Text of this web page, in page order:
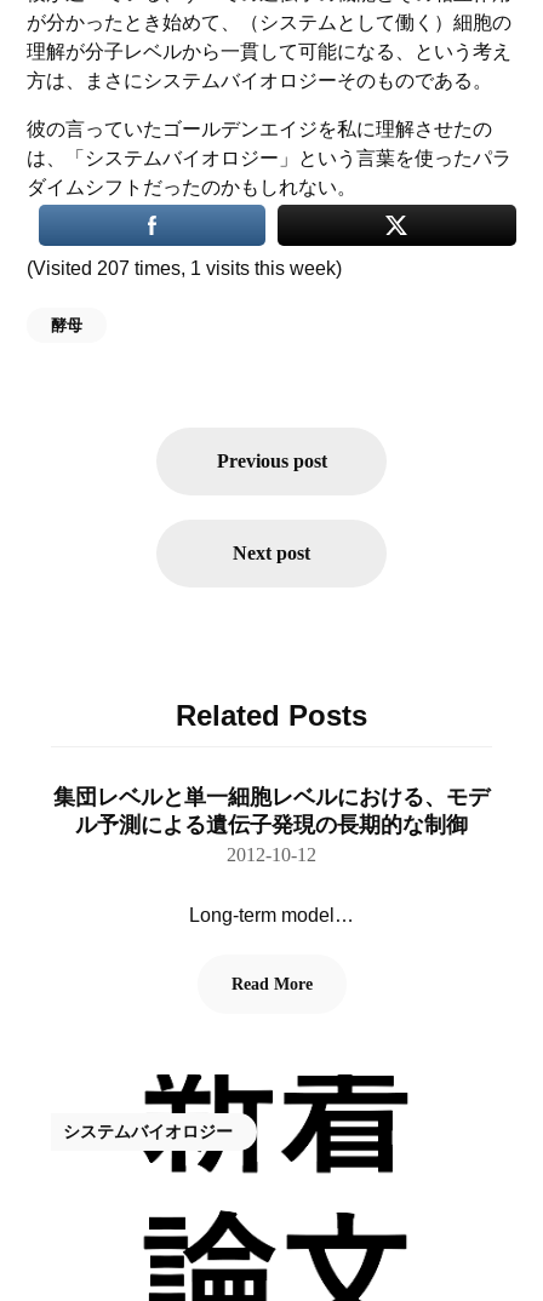
が分かったとき始めて、（システムとして働く）細胞の
理解が分子レベルから一貫して可能になる、という考え
方は、まさにシステムバイオロジーそのものである。
彼の言っていたゴールデンエイジを私に理解させたの
は、「システムバイオロジー」という言葉を使ったパラ
ダイムシフトだったのかもしれない。
(Visited 207 times, 1 visits this week)
酵母
Previous post
Next post
Related Posts
集団レベルと単一細胞レベルにおける、モデ
ル予測による遺伝子発現の長期的な制御
2012-10-12
Long-term model…
Read More
システムバイオロジー